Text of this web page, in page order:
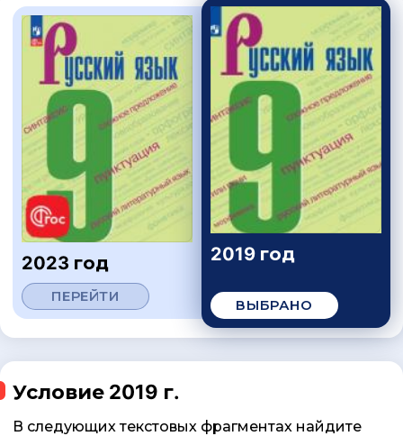
2023 год
ПЕРЕЙТИ
2019 год
ВЫБРАНО
Условие 2019 г.
В следующих текстовых фрагментах найдите